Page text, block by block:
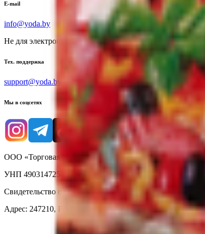
E-mail
info@yoda.by
Не для электронных обращений
Тех. поддержка
support@yoda.by
Мы в соцсетях
ООО «Торговая сеть «Продмир»
УНП 490314725
Свидетельство о государственной регистрации №
Адрес: 247210, Республика Беларусь, Гомельская обл.,